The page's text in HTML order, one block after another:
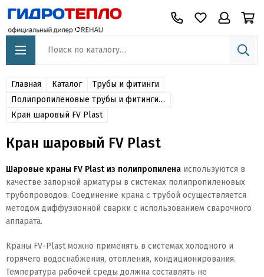
Главная Каталог
Трубы и фитинги
Полипропиленовые трубы и фитинги FV Plast
Кран шаровый FV Plast
Кран шаровый FV Plast
Шаровые краны FV Plast из полипропилена используются в
качестве запорной арматуры в системах полипропиленовых
трубопроводов. Соединение крана с трубой осуществляется
методом диффузионной сварки с использованием сварочного
аппарата.
Краны FV-Plast можно применять в системах холодного и
горячего водоснабжения, отопления, кондиционирования.
Температура рабочей среды должна составлять не